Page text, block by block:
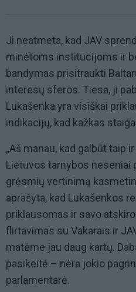
Ji neatmeta, kad JAV
minėtoms institucijoms ir
bandymas prisitraukti
interesų sferos. Tiesa, ji
Lukašenka yra visiškai
indikacijų, kad kažkas
„Aš manau, kad galbūt taip
Lietuvos tarnybos neseniai
grėsmių vertinimą
aprašyta, kad Lukašenkos
priklausomas ir savo
flirtavimas su Vakarais ir
matėme jau daug kartų.
pasikeitė – nėra jokio
parlamentarė.